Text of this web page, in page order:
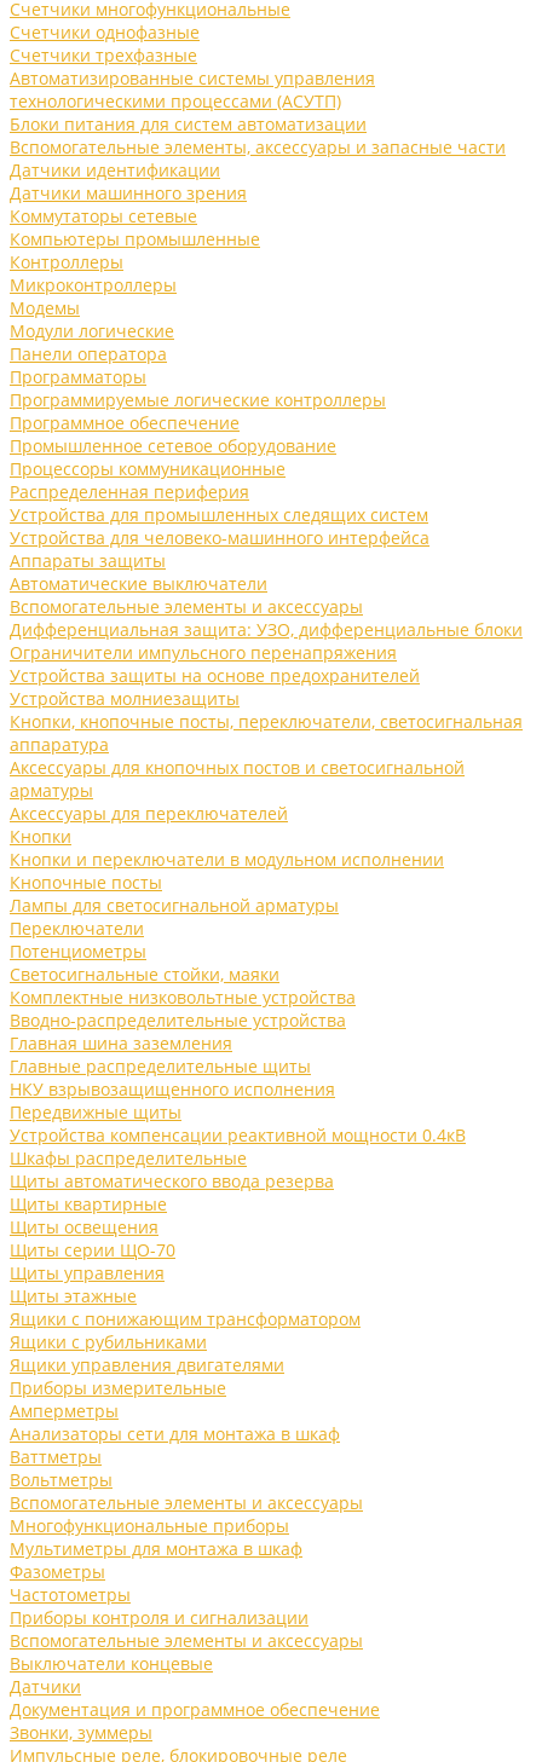
Счетчики многофункциональные
Счетчики однофазные
Счетчики трехфазные
Автоматизированные системы управления
технологическими процессами (АСУТП)
Блоки питания для систем автоматизации
Вспомогательные элементы, аксессуары и запасные части
Датчики идентификации
Датчики машинного зрения
Коммутаторы сетевые
Компьютеры промышленные
Контроллеры
Микроконтроллеры
Модемы
Модули логические
Панели оператора
Программаторы
Программируемые логические контроллеры
Программное обеспечение
Промышленное сетевое оборудование
Процессоры коммуникационные
Распределенная периферия
Устройства для промышленных следящих систем
Устройства для человеко-машинного интерфейса
Аппараты защиты
Автоматические выключатели
Вспомогательные элементы и аксессуары
Дифференциальная защита: УЗО, дифференциальные блоки
Ограничители импульсного перенапряжения
Устройства защиты на основе предохранителей
Устройства молниезащиты
Кнопки, кнопочные посты, переключатели, светосигнальная
аппаратура
Аксессуары для кнопочных постов и светосигнальной
арматуры
Аксессуары для переключателей
Кнопки
Кнопки и переключатели в модульном исполнении
Кнопочные посты
Лампы для светосигнальной арматуры
Переключатели
Потенциометры
Светосигнальные стойки, маяки
Комплектные низковольтные устройства
Вводно-распределительные устройства
Главная шина заземления
Главные распределительные щиты
НКУ взрывозащищенного исполнения
Передвижные щиты
Устройства компенсации реактивной мощности 0.4кВ
Шкафы распределительные
Щиты автоматического ввода резерва
Щиты квартирные
Щиты освещения
Щиты серии ЩО-70
Щиты управления
Щиты этажные
Ящики с понижающим трансформатором
Ящики с рубильниками
Ящики управления двигателями
Приборы измерительные
Амперметры
Анализаторы сети для монтажа в шкаф
Ваттметры
Вольтметры
Вспомогательные элементы и аксессуары
Многофункциональные приборы
Мультиметры для монтажа в шкаф
Фазометры
Частотометры
Приборы контроля и сигнализации
Вспомогательные элементы и аксессуары
Выключатели концевые
Датчики
Документация и программное обеспечение
Звонки, зуммеры
Импульсные реле, блокировочные реле